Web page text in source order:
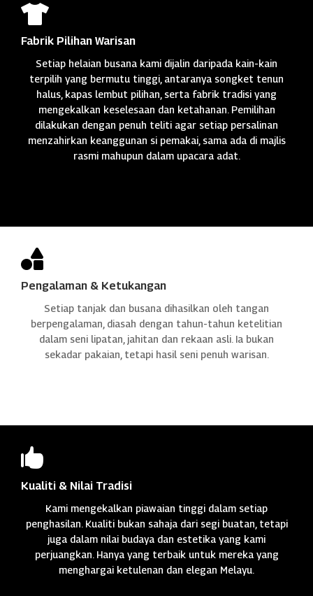

Fabrik Pilihan Warisan
Setiap helaian busana kami dijalin daripada kain-kain
terpilih yang bermutu tinggi, antaranya songket tenun
halus, kapas lembut pilihan, serta fabrik tradisi yang
mengekalkan keselesaan dan ketahanan. Pemilihan
dilakukan dengan penuh teliti agar setiap persalinan
menzahirkan keanggunan si pemakai, sama ada di majlis
rasmi mahupun dalam upacara adat.

Pengalaman & Ketukangan
Setiap tanjak dan busana dihasilkan oleh tangan
berpengalaman, diasah dengan tahun-tahun ketelitian
dalam seni lipatan, jahitan dan rekaan asli. Ia bukan
sekadar pakaian, tetapi hasil seni penuh warisan.

Kualiti & Nilai Tradisi
Kami mengekalkan piawaian tinggi dalam setiap
penghasilan. Kualiti bukan sahaja dari segi buatan, tetapi
juga dalam nilai budaya dan estetika yang kami
perjuangkan. Hanya yang terbaik untuk mereka yang
menghargai ketulenan dan elegan Melayu.